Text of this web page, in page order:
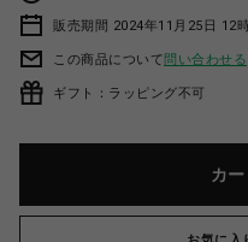
販売期間 2024年11月25日 12
この商品について問い合わせる
ギフト：ラッピング不可
カ
お気に入